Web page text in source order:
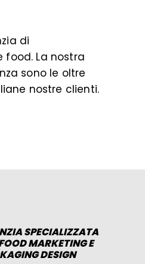
di
food. La nostra
sono le oltre
nostre clienti.
SPECIALIZZATA
MARKETING E
DESIGN